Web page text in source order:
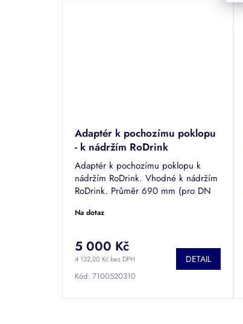
Adaptér k pochozímu poklopu
- k nádržím RoDrink
Adaptér k pochozímu poklopu k
nádržím RoDrink. Vhodné k nádržím
RoDrink. Průměr 690 mm (pro DN
Na dotaz
4 132,20 Kč bez DPH
5 000 Kč
DETAIL
Kód: 7100520310